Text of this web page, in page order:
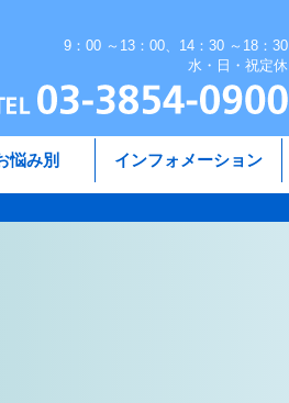
9：00 ～13：00、14：30 ～18：30
水・日・祝定休
悩み別 インフォメーション